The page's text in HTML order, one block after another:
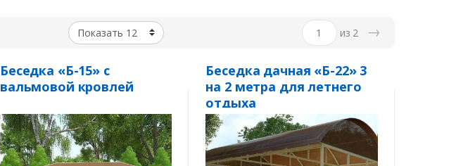
из 2 →
Беседка «Б-15» с
вальмовой кровлей
Беседка дачная «Б-22» 3
на 2 метра для летнего
отдыха